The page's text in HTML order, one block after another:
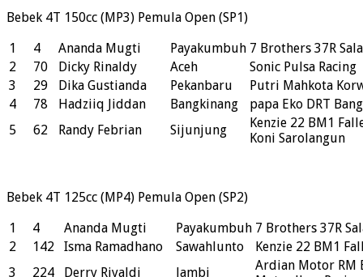
Bebek 4T 150cc (MP3) Pemula Open (SP1)
1
4 Ananda Mugti Payakumbuh 7 Brothers 37R
2
70 Dicky Rinaldy Aceh
Sonic Pulsa Racing
3
29 Dika Gustianda Pekanbaru
Putri Mahkota
4
78 Hadziiq Jiddan Bangkinang
papa Eko DRT
5
62 Randy Febrian Sijunjung
Kenzie 22 BM1
Koni Sarolangun
Bebek 4T 125cc (MP4) Pemula Open (SP2)
1
4 Ananda Mugti Payakumbuh 7 Brothers 37R
2
142 Isma Ramadhano Sawahlunto
Kenzie 22 BM1
3
224 Derry Riyaldi Jambi
Ardian Motor RM